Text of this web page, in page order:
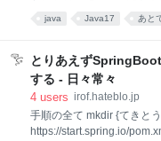
メージはSpringBootを使
景にあるとご理解くださ
す。 データベースを使用す
ことはないと思うし、6バ
にするってのもたぶん
に節目になってるに過ぎ
なんだけど、私のようなの
多数派なんじゃないかな
評価に使うくらいでしょ
なるんで、かなりたくさん
java Java17 あと
とりあえず
する - 日々常々
4 users irof.hateblo.jp
手順の全て mkdir {てきと
https://start.spring.io/